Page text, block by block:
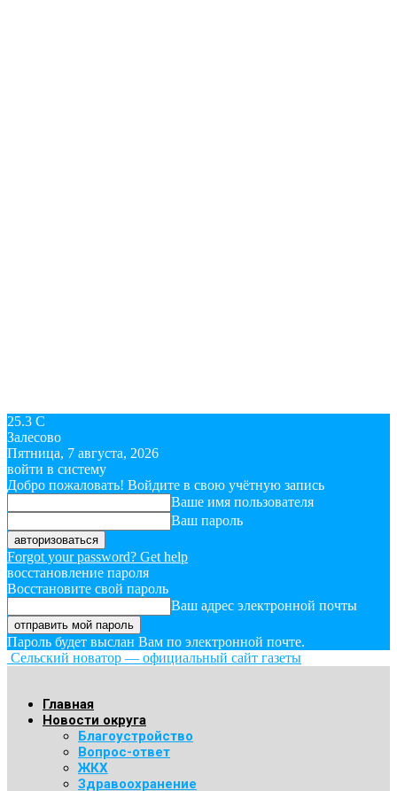
25.3 C
Залесово
Пятница, 7 августа, 2026
войти в систему
Добро пожаловать! Войдите в свою учётную запись
Ваше имя пользователя
Ваш пароль
Forgot your password? Get help
восстановление пароля
Восстановите свой пароль
Ваш адрес электронной почты
Пароль будет выслан Вам по электронной почте.
Сельский новатор — официальный сайт газеты
Главная
Новости округа
Благоустройство
Вопрос-ответ
ЖКХ
Здравоохранение